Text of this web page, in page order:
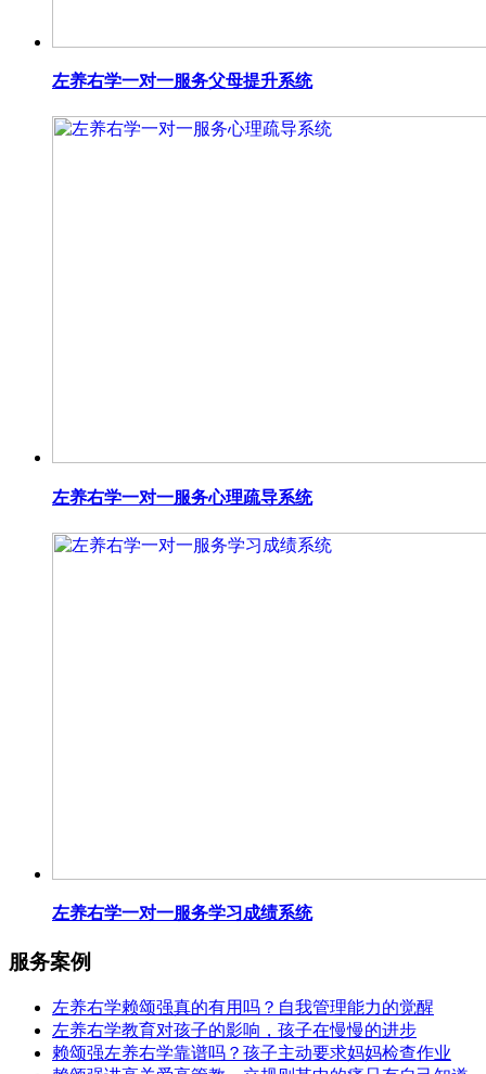
左养右学一对一服务父母提升系统
左养右学一对一服务心理疏导系统
左养右学一对一服务学习成绩系统
服务案例
左养右学赖颂强真的有用吗？自我管理能力的觉醒
左养右学教育对孩子的影响，孩子在慢慢的进步
赖颂强左养右学靠谱吗？孩子主动要求妈妈检查作业